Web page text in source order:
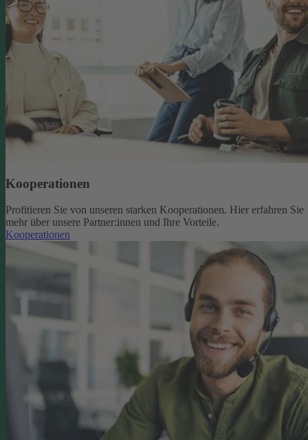
Kooperationen
Profitieren Sie von unseren starken Kooperationen. Hier erfahren Sie
mehr über unsere Partner:innen und Ihre Vorteile.
Kooperationen